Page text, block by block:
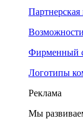
Фирменный
Логотипы
Реклама
Мы